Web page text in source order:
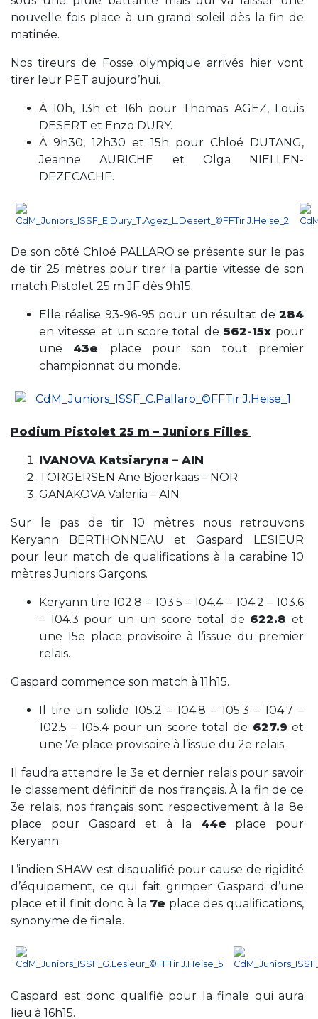
nouvelle fois place à un grand soleil dès la fin de
matinée.
Nos tireurs de Fosse olympique arrivés hier vont
tirer leur PET aujourd’hui.
À 10h, 13h et 16h pour Thomas AGEZ, Louis
DESERT et Enzo DURY.
À 9h30, 12h30 et 15h pour Chloé DUTANG,
Jeanne AURICHE et Olga NIELLEN-
DEZECACHE.
De son côté Chloé PALLARO se présente sur le pas
de tir 25 mètres pour tirer la partie vitesse de son
match Pistolet 25 m JF dès 9h15.
Elle réalise 93-96-95 pour un résultat de 284
en vitesse et un score total de 562-15xpour
une 43e place pour son tout premier
championnat du monde.
Podium Pistolet 25 m – Juniors Filles
IVANOVA Katsiaryna – AIN
TORGERSEN Ane Bjoerkaas – NOR
GANAKOVA Valeriia – AIN
Sur le pas de tir 10 mètres nous retrouvons
Keryann BERTHONNEAU et Gaspard LESIEUR
pour leur match de qualifications à la carabine 10
mètres Juniors Garçons.
Keryann tire 102.8 – 103.5 – 104.4 – 104.2 – 103.6
– 104.3 pour un un score total de 622.8 et
une 15e place provisoire à l’issue du premier
relais.
Gaspard commence son match à 11h15.
Il tire un solide 105.2 – 104.8 – 105.3 – 104.7 –
102.5 – 105.4 pour un score total de 627.9 et
une 7e place provisoire à l’issue du 2e relais.
Il faudra attendre le 3e et dernier relais pour savoir
le classement définitif de nos français. À la fin de ce
3e relais, nos français sont respectivement à la 8e
place pour Gaspard et à la 44e place pour
Keryann.
L’indien SHAW est disqualifié pour cause de rigidité
d’équipement, ce qui fait grimper Gaspard d’une
place et il finit donc à la 7e place des qualifications,
synonyme de finale.
Gaspard est donc qualifié pour la finale qui aura
lieu à 16h15.